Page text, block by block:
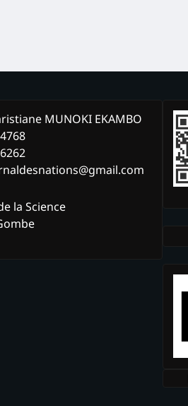
MUNOKI EKAMBO
la Science